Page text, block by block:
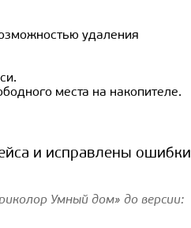
удаления
места на накопителе.
и исправлены ошибки
Умный дом» до версии: